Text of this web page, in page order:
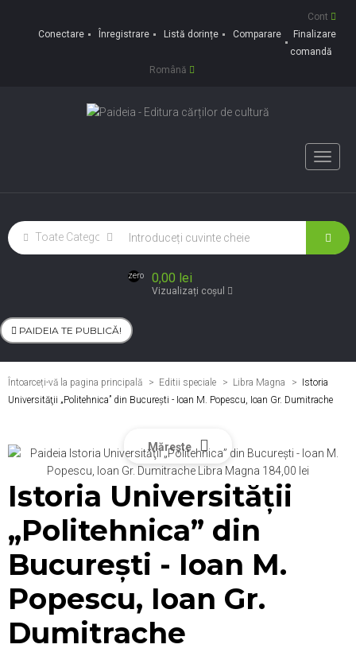
Cont
Conectare
Înregistrare Listă dorințe Comparare
Finalizare
comandă
Română
Toggle
zero 0,00 lei
Vizualizați coșul
PAIDEIA TE PUBLICĂ!
Întoarceți-vă la pagina principală Editii speciale > Libra Magna >
Istoria
Universităţii „Politehnica” din Bucureşti - Ioan M. Popescu, Ioan Gr. Dumitrache
Mărește
Istoria Universităţii
„Politehnica” din
Bucureşti - Ioan M.
Popescu, Ioan Gr.
Dumitrache